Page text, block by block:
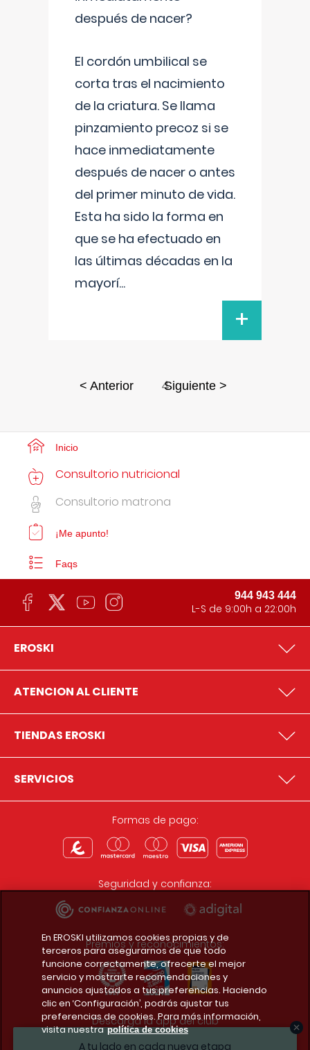
después de nacer?
El cordón umbilical se
corta tras el nacimiento
de la criatura. Se llama
pinzamiento precoz si se
hace inmediatamente
después de nacer o antes
del primer minuto de vida.
Esta ha sido la forma en
que se ha efectuado en
las últimas décadas en la
mayorí...
+
< Anterior 4
Siguiente >
A tu lado en cada nueva etapa
Inicio
Consultorio nutricional
Consultorio matrona
¡Me apunto!
Faqs
944 943 444
L-S de 9:00h a 22:00h
EROSKI
ATENCION AL CLIENTE
TIENDAS EROSKI
SERVICIOS
Formas de pago:
Seguridad y confianza:
Premios y reconocimientos:
Descarga la app del club
En EROSKI utilizamos cookies propias y de
terceros para asegurarnos de que todo
funcione correctamente, ofrecerte el mejor
servicio y mostrarte recomendaciones y
anuncios ajustados a tus preferencias. Haciendo
clic en ‘Configuración’, podrás ajustar tus
preferencias de cookies. Para más información,
visita nuestra política de cookies